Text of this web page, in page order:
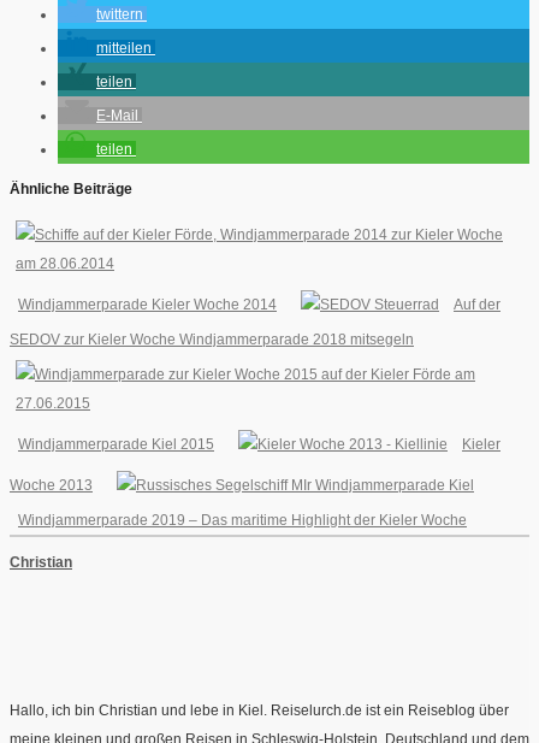
twittern
mitteilen
teilen
E-Mail
teilen
Ähnliche Beiträge
Windjammerparade Kieler Woche 2014 Auf der
SEDOV zur Kieler Woche Windjammerparade 2018 mitsegeln
Windjammerparade Kiel 2015 Kieler
Woche 2013
Windjammerparade 2019 – Das maritime Highlight der Kieler Woche
Christian
Hallo, ich bin Christian und lebe in Kiel. Reiselurch.de ist ein Reiseblog über
meine kleinen und großen Reisen in Schleswig-Holstein, Deutschland und dem